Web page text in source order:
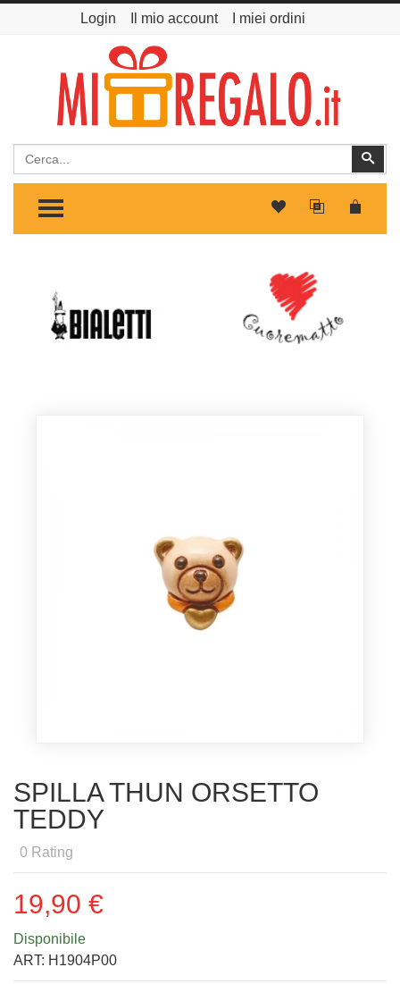
Login Il mio account I miei ordini
Cerca
TOGGLE MENU
SPILLA THUN ORSETTO
TEDDY
0 Rating
19,90 €
Disponibile
ART: H1904P00